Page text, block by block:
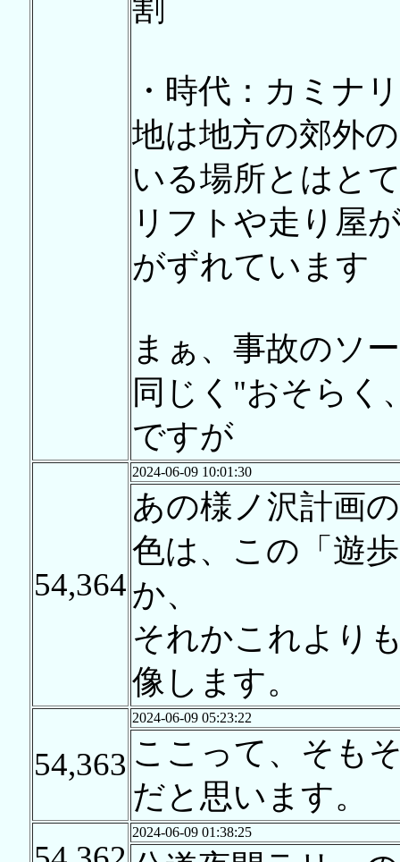
割
・時代：カミナ
地は地方の郊外
いる場所とはと
リフトや走り屋
がずれています
まぁ、事故のソ
同じく"おそらく
ですが
54,364
2024-06-09 10:01:30
あの様ノ沢計画
色は、この「遊
か、
それかこれより
像します。
54,363
2024-06-09 05:23:22
ここって、そも
だと思います。
2024-06-09 01:38:25